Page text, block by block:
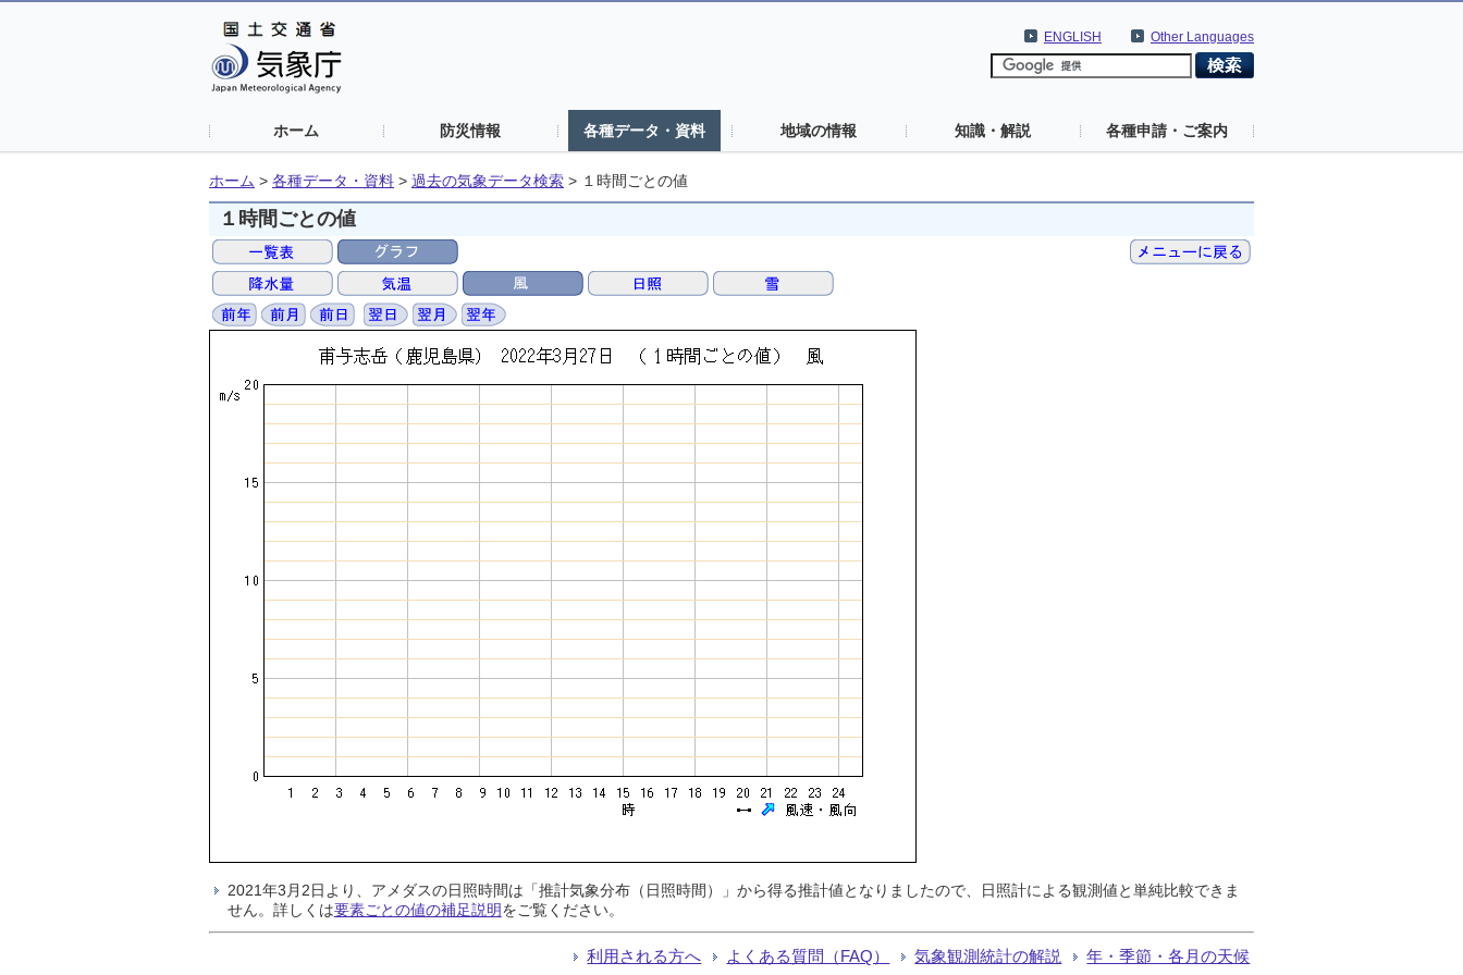
Other Languages
ENGLISH
ホーム 防災情報 各種データ・資料 地域の情報 知識・解説 各種申請・ご案内
ホーム > 各種データ・資料 > 過去の気象データ検索 > １時間ごとの値
１時間ごとの値
2021年3月2日より、アメダスの日照時間は「推計気象分布（日照時間）」から得る推計値となりましたので、日照計による観測値と単純比較できま
せん。詳しくは要素ごとの値の補足説明をご覧ください。
利用される方へ よくある質問（FAQ） 気象観測統計の解説 年・季節・各月の天候